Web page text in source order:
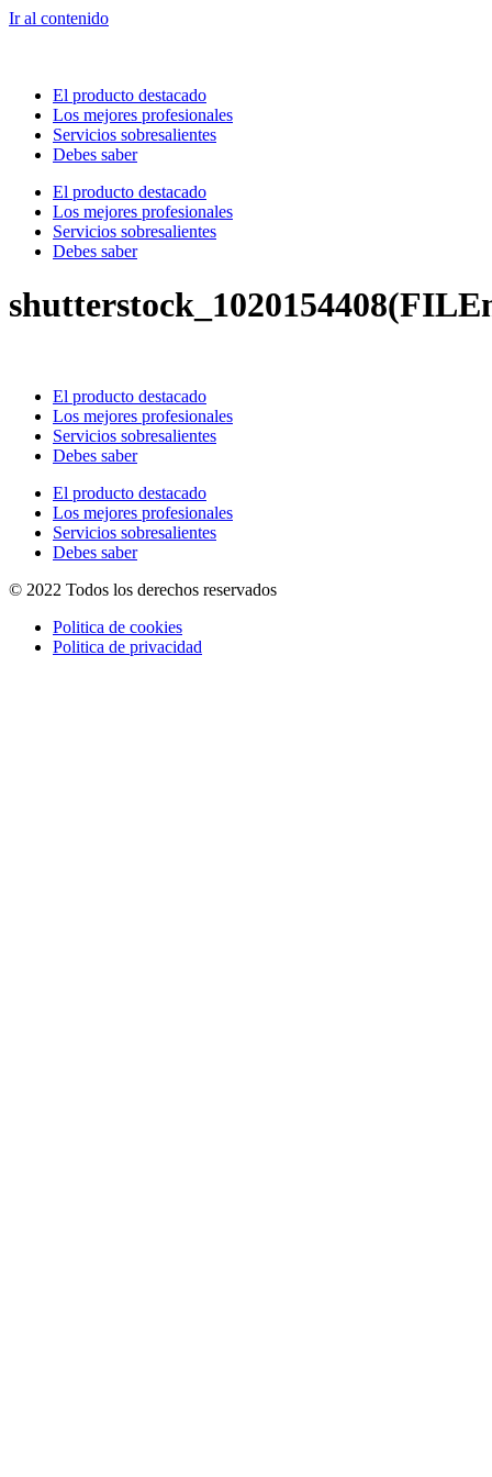
Ir al contenido
El producto destacado
Los mejores profesionales
Servicios sobresalientes
Debes saber
El producto destacado
Los mejores profesionales
Servicios sobresalientes
Debes saber
El producto destacado
Los mejores profesionales
Servicios sobresalientes
Debes saber
El producto destacado
Los mejores profesionales
Servicios sobresalientes
Debes saber
© 2022 Todos los derechos reservados
Politica de cookies
Politica de privacidad